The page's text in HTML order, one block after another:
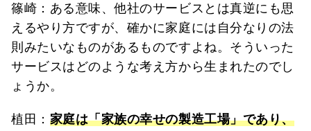
篠崎：ある意味、他社のサービスとは真逆にも思
えるやり方ですが、確かに家庭には自分なりの法
則みたいなものがあるものですよね。そういった
サービスはどのような考え方から生まれたのでし
ょうか。
植田： 家庭は「家族の幸せの製造工場」であり、